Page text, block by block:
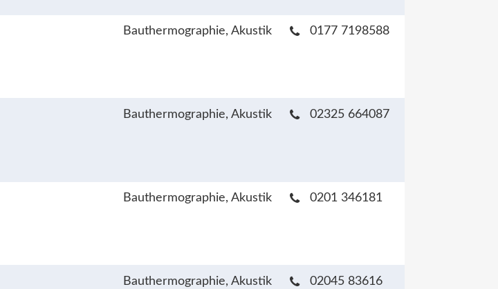
Bauthermographie, Akustik 0177 7198588
Bauthermographie, Akustik 02325 664087
Bauthermographie, Akustik 0201 346181
Bauthermographie, Akustik 02045 83616